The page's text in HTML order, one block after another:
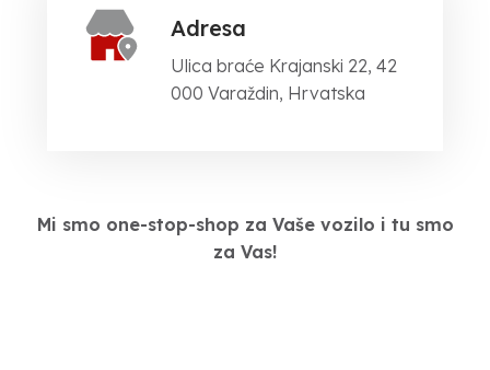
Adresa
Ulica braće Krajanski 22, 42
000 Varaždin, Hrvatska
Mi smo one-stop-shop za Vaše vozilo i tu smo
za Vas!